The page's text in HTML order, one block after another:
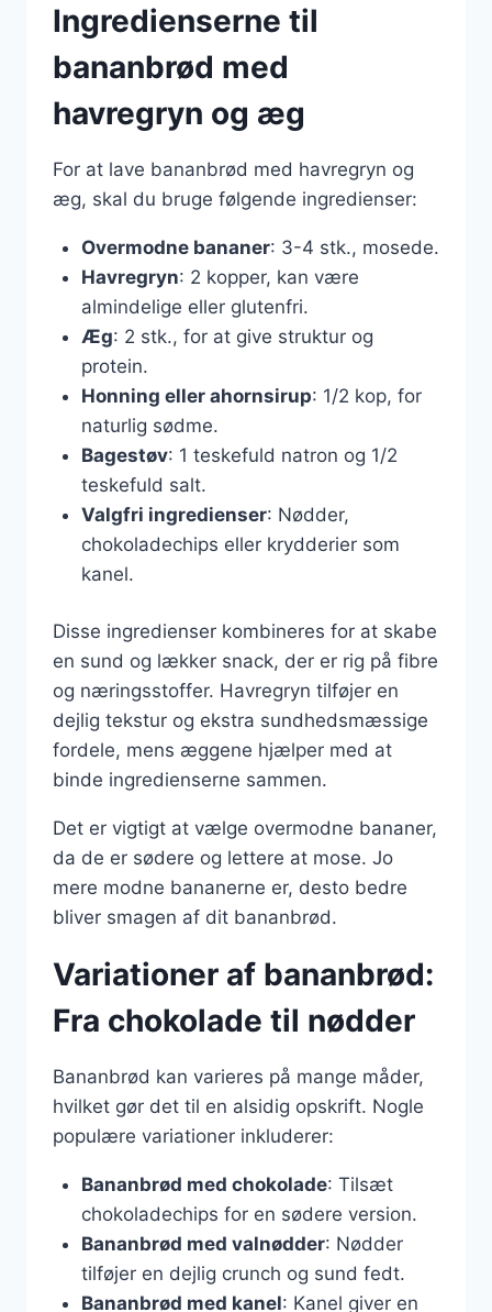
Ingredienserne til
bananbrød med
havregryn og æg
For at lave bananbrød med havregryn og
æg, skal du bruge følgende ingredienser:
Overmodne bananer: 3-4 stk., mosede.
Havregryn: 2 kopper, kan være
almindelige eller glutenfri.
Æg: 2 stk., for at give struktur og
protein.
Honning eller ahornsirup: 1/2 kop, for
naturlig sødme.
Bagestøv: 1 teskefuld natron og 1/2
teskefuld salt.
Valgfri ingredienser: Nødder,
chokoladechips eller krydderier som
kanel.
Disse ingredienser kombineres for at skabe
en sund og lækker snack, der er rig på fibre
og næringsstoffer. Havregryn tilføjer en
dejlig tekstur og ekstra sundhedsmæssige
fordele, mens æggene hjælper med at
binde ingredienserne sammen.
Det er vigtigt at vælge overmodne bananer,
da de er sødere og lettere at mose. Jo
mere modne bananerne er, desto bedre
bliver smagen af dit bananbrød.
Variationer af bananbrød:
Fra chokolade til nødder
Bananbrød kan varieres på mange måder,
hvilket gør det til en alsidig opskrift. Nogle
populære variationer inkluderer:
Bananbrød med chokolade: Tilsæt
chokoladechips for en sødere version.
Bananbrød med valnødder: Nødder
tilføjer en dejlig crunch og sund fedt.
Bananbrød med kanel: Kanel giver en